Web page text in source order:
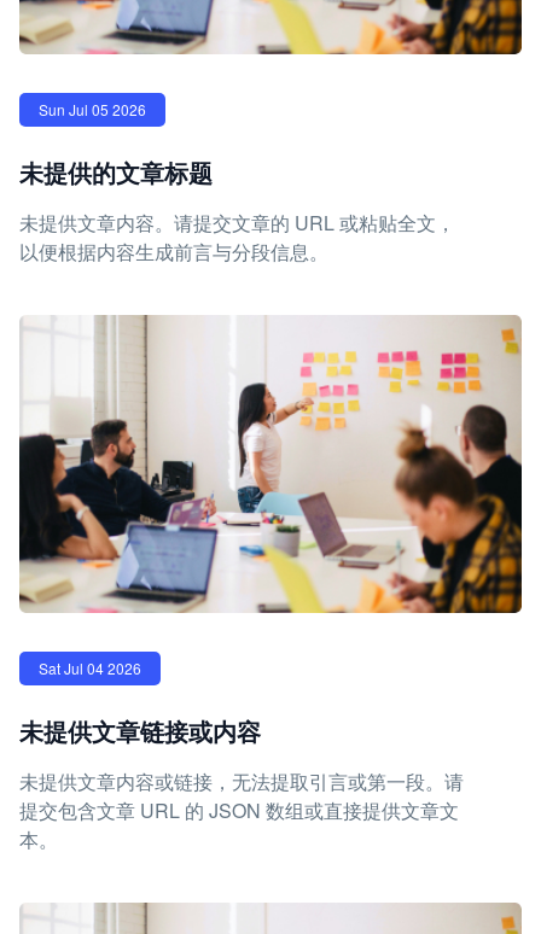
Sun Jul 05 2026
未提供的文章标题
未提供文章内容。请提交文章的 URL 或粘贴全文，
以便根据内容生成前言与分段信息。
Sat Jul 04 2026
未提供文章链接或内容
未提供文章内容或链接，无法提取引言或第一段。请
提交包含文章 URL 的 JSON 数组或直接提供文章文
本。